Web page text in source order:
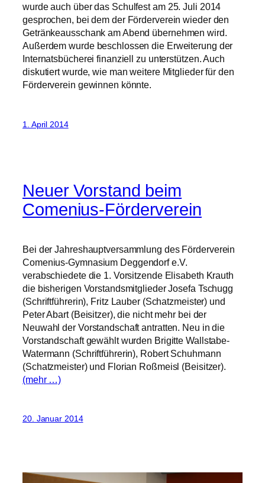
wurde auch über das Schulfest am 25. Juli 2014
gesprochen, bei dem der Förderverein wieder den
Getränkeausschank am Abend übernehmen wird.
Außerdem wurde beschlossen die Erweiterung der
Internatsbücherei finanziell zu unterstützen. Auch
diskutiert wurde, wie man weitere Mitglieder für den
Förderverein gewinnen könnte.
1. April 2014
Neuer Vorstand beim
Comenius-Förderverein
Bei der Jahreshauptversammlung des Förderverein
Comenius-Gymnasium Deggendorf e.V.
verabschiedete die 1. Vorsitzende Elisabeth Krauth
die bisherigen Vorstandsmitglieder Josefa Tschugg
(Schriftführerin), Fritz Lauber (Schatzmeister) und
Peter Abart (Beisitzer), die nicht mehr bei der
Neuwahl der Vorstandschaft antratten. Neu in die
Vorstandschaft gewählt wurden Brigitte Wallstabe-
Watermann (Schriftführerin), Robert Schuhmann
(Schatzmeister) und Florian Roßmeisl (Beisitzer).
(mehr …)
20. Januar 2014